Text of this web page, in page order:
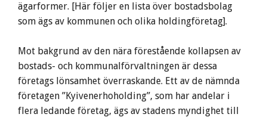
ägarformer. [Här följer en lista över bostadsbolag
som ägs av kommunen och olika holdingföretag].
Mot bakgrund av den nära förestående kollapsen av
bostads- och kommunalförvaltningen är dessa
företags lönsamhet överraskande. Ett av de nämnda
företagen ”Kyivenerhoholding”, som har andelar i
flera ledande företag, ägs av stadens myndighet till